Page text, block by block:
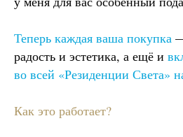
Теперь каждая ваша покупка
радость и эстетика, а ещё и
во всей «Резиденции Света»
Как это работает?